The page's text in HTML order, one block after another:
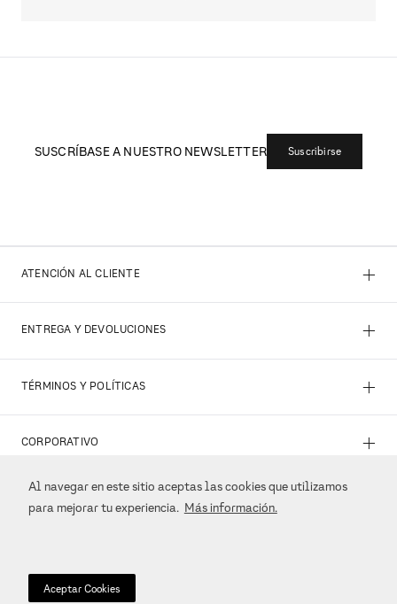
Al navegar en este sitio aceptas las cookies que utilizamos
para mejorar tu experiencia. Más información.
Aceptar Cookies
SUSCRÍBASE A NUESTRO NEWSLETTER Suscribirse
ATENCIÓN AL CLIENTE +
ENTREGA Y DEVOLUCIONES +
TÉRMINOS Y POLÍTICAS +
CORPORATIVO +
REDES SOCIALES